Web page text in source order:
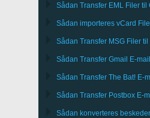
Sådan Transfer EML Filer til
Sådan importeres vCard
Sådan Transfer MSG Filer til
Sådan Transfer Gmail E-
Sådan Transfer The Bat! E-
Sådan Transfer Postbox E-
Sådan konverteres